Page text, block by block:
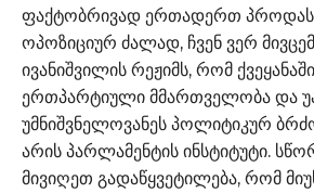
ფაქტობრივად ერთადერთ
ოპოზიციურ ძალად, ჩვენ ვერ
ივანიშვილის რეჟიმს, რომ
ერთპარტიული მმართველობა და
უმნიშვნელოვანეს პოლიტიკურ
არის პარლამენტის ინსტიტუტი.
მივიღეთ გადაწყვეტილება, რომ